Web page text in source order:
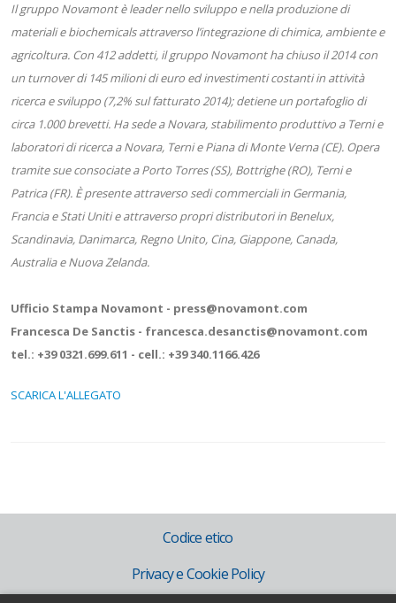
Il gruppo Novamont è leader nello sviluppo e nella produzione di
materiali e biochemicals attraverso l’integrazione di chimica, ambiente e
agricoltura. Con 412 addetti, il gruppo Novamont ha chiuso il 2014 con
un turnover di 145 milioni di euro ed investimenti costanti in attività
ricerca e sviluppo (7,2% sul fatturato 2014); detiene un portafoglio di
circa 1.000 brevetti. Ha sede a Novara, stabilimento produttivo a Terni e
laboratori di ricerca a Novara, Terni e Piana di Monte Verna (CE). Opera
tramite sue consociate a Porto Torres (SS), Bottrighe (RO), Terni e
Patrica (FR). È presente attraverso sedi commerciali in Germania,
Francia e Stati Uniti e attraverso propri distributori in Benelux,
Scandinavia, Danimarca, Regno Unito, Cina, Giappone, Canada,
Australia e Nuova Zelanda.
Ufficio Stampa Novamont - press@novamont.com
Francesca De Sanctis - francesca.desanctis@novamont.com
tel.: +39 0321.699.611 - cell.: +39 340.1166.426
SCARICA L'ALLEGATO
Codice etico
Privacy e Cookie Policy